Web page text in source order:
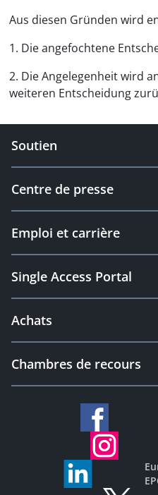
Aus diesen Gründen wird
1. Die angefochtene
2. Die Angelegenheit wird
weiteren Entscheidung
Soutien
Centre de presse
Emploi et carrière
Single Access Portal
Achats
Chambres de recours